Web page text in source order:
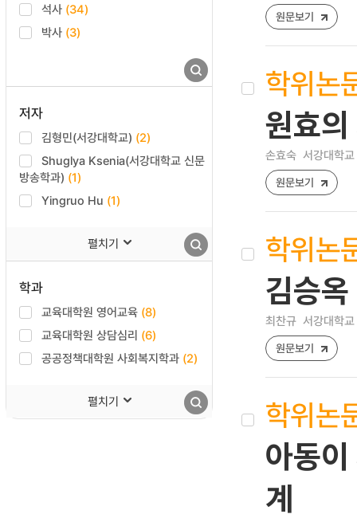
석사 (34)
박사 (3)
저자
김형민(서강대학교) (2)
Shuglya Ksenia(서강대학교 신문
방송학과) (1)
Yingruo Hu (1)
펼치기
학과
교육대학원 영어교육 (8)
교육대학원 상담심리 (6)
공공정책대학원 사회복지학과 (2)
펼치기
원문보기
학위논
원효
손효숙 서강대학
원문보기
학위논
김승
최찬규 서강대학
원문보기
학위논
아동
계